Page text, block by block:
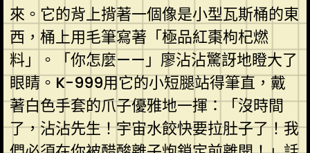
來。它的背上揹著一個像是小型瓦斯桶的東
西，桶上用毛筆寫著「極品紅棗枸杞燃
料」。「你怎麼——」廖沾沾驚訝地瞪大了
眼睛。K-999用它的小短腿站得筆直，戴
著白色手套的爪子優雅地一揮：「沒時間
了，沾沾先生！宇宙水餃快要拉肚子了！我